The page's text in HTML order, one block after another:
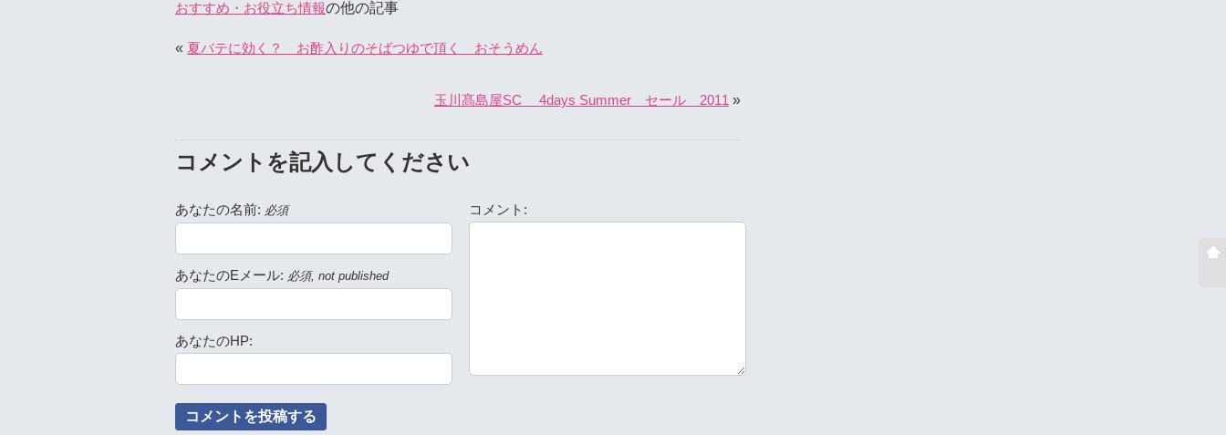
おすすめ・お役立ち情報の他の記事
« 夏バテに効く？ お酢入りのそばつゆで頂く おそうめん
玉川髙島屋SC 4days Summer セール 2011 »
コメントを記入してください
あなたの名前: 必須
あなたのEメール: 必須, not published
あなたのHP:
コメント: